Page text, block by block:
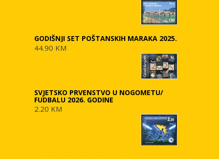
GODIŠNJI SET POŠTANSKIH MARAKA 2025.
44.90 KM
SVJETSKO PRVENSTVO U NOGOMETU/
FUDBALU 2026. GODINE
2.20 KM